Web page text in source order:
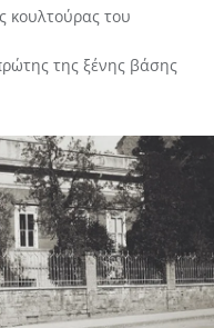
κουλτούρας του
της ξένης βάσης